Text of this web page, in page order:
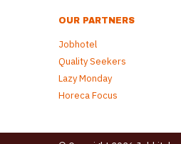
OUR PARTNERS
Jobhotel
Quality Seekers
Lazy Monday
Horeca Focus